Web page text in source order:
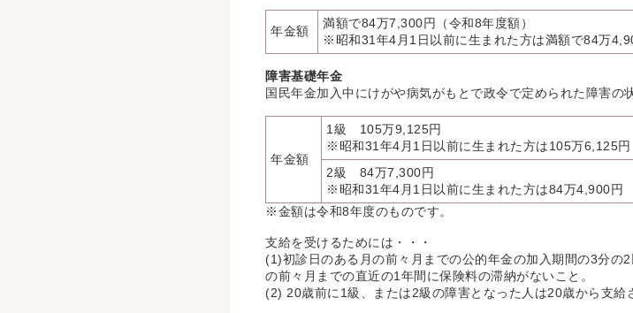
年金額
満額で84万7,300円（令和8年度額）
※昭和31年4月1日以前に生まれた方は満額で84万
障害基礎年金
国民年金加入中にけがや病気がもとで政令で定められた障害の
年金額
1級 105万9,125円
※昭和31年4月1日以前に生まれた方は105万6,125円
2級 84万7,300円
※昭和31年4月1日以前に生まれた方は84万4,900円
※金額は令和8年度のものです。
支給を受けるためには・・・
(1)初診日のある月の前々月までの公的年金の加入期間の3分の
の前々月までの直近の1年間に保険料の滞納がないこと。
(2) 20歳前に1級、または2級の障害となった人は20歳から支給